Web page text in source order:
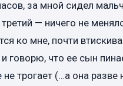
за мной сидел
— ничего не
ко мне, почти
что ее сын
трогает (…а она разве